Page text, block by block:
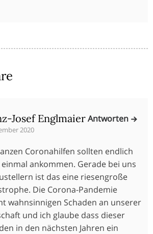
Josef Englmaier
2020
Coronahilfen sollten endlich
ankommen. Gerade bei uns
ist das eine riesengroße
Die Corona-Pandemie
wahnsinnigen Schaden an unserer
und ich glaube dass dieser
in den nächsten Jahren ein
Antworten